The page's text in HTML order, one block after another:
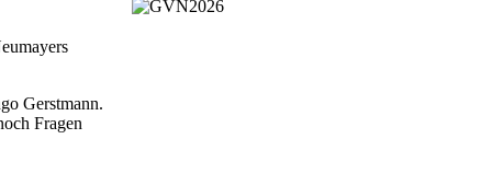
Gerstmann.
Fragen